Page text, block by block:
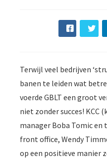
Terwijl veel bedrijven
banen te leiden wat
voerde GBLT een groot
niet zonder succes!
manager Boba Tomic en
front office, Wendy
op een positieve manier